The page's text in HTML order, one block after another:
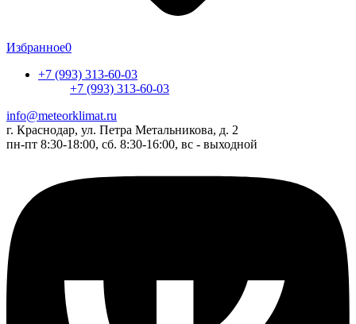
Избранное0
+7 (993) 313-60-03
+7 (993) 313-60-03
info@meteorklimat.ru
г. Краснодар, ул. Петра Метальникова, д. 2
пн-пт 8:30-18:00, сб. 8:30-16:00, вс - выходной